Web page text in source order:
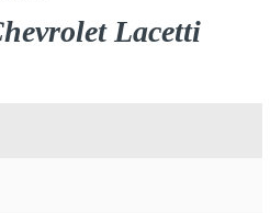
Lacetti